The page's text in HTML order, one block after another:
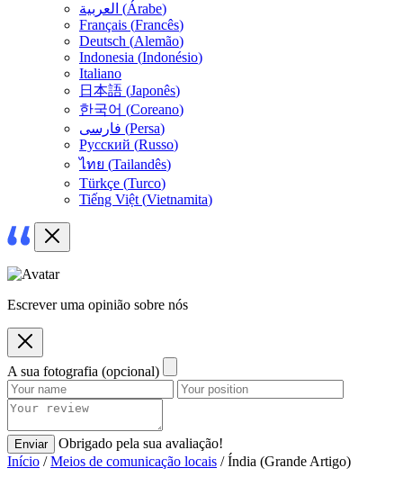
العربية (Árabe)
Français (Francês)
Deutsch (Alemão)
Indonesia (Indonésio)
Italiano
日本語 (Japonês)
한국어 (Coreano)
فارسی (Persa)
Русский (Russo)
ไทย (Tailandês)
Türkçe (Turco)
Tiếng Việt (Vietnamita)
Escrever uma opinião sobre nós
A sua fotografia (opcional)
Enviar
Obrigado pela sua avaliação!
Início /Meios de comunicação locais / Índia (Grande Artigo)